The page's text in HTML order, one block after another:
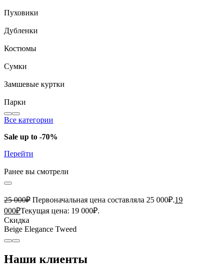
Пуховики
Дубленки
Костюмы
Сумки
Замшевые куртки
Парки
Все категории
Sale up to -70%
Перейти
Ранее вы смотрели
25 000₽ Первоначальная цена составляла 25 000₽.19
000₽Текущая цена: 19 000₽.
Скидка
Beige Elegance Tweed
Наши клиенты